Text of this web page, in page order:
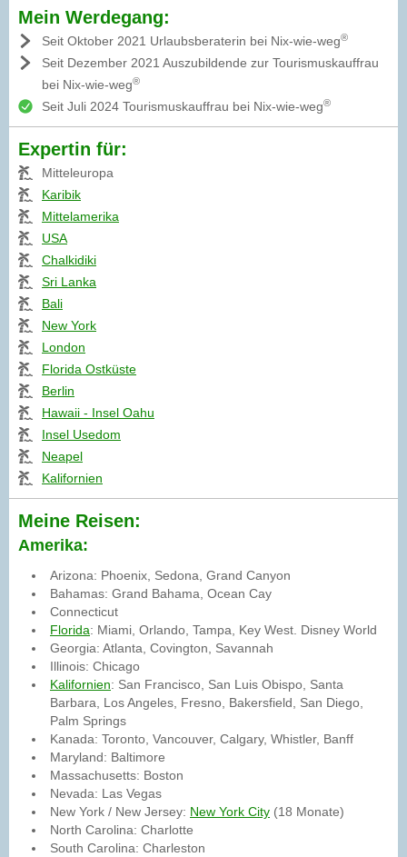
Mein Werdegang:
Seit Oktober 2021 Urlaubsberaterin bei Nix-wie-weg®
Seit Dezember 2021 Auszubildende zur Tourismuskauffrau
bei Nix-wie-weg®
Seit Juli 2024 Tourismuskauffrau bei Nix-wie-weg®
Expertin für:
Mitteleuropa
Karibik
Mittelamerika
USA
Chalkidiki
Sri Lanka
Bali
New York
London
Florida Ostküste
Berlin
Hawaii - Insel Oahu
Insel Usedom
Neapel
Kalifornien
Meine Reisen:
Amerika:
Arizona: Phoenix, Sedona, Grand Canyon
Bahamas: Grand Bahama, Ocean Cay
Connecticut
Florida: Miami, Orlando, Tampa, Key West. Disney World
Georgia: Atlanta, Covington, Savannah
Illinois: Chicago
Kalifornien: San Francisco, San Luis Obispo, Santa
Barbara, Los Angeles, Fresno, Bakersfield, San Diego,
Palm Springs
Kanada: Toronto, Vancouver, Calgary, Whistler, Banff
Maryland: Baltimore
Massachusetts: Boston
Nevada: Las Vegas
New York / New Jersey: New York City (18 Monate)
North Carolina: Charlotte
South Carolina: Charleston